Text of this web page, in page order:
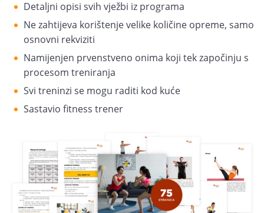
Detaljni opisi svih vježbi iz programa
Ne zahtijeva korištenje velike količine opreme, samo
osnovni rekviziti
Namijenjen prvenstveno onima koji tek započinju s
procesom treniranja
Svi treninzi se mogu raditi kod kuće
Sastavio fitness trener